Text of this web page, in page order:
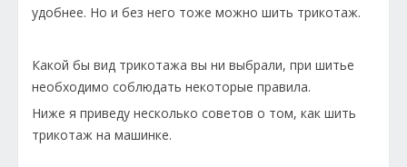
удобнее. Но и без него тоже можно шить трикотаж.
Какой бы вид трикотажа вы ни выбрали, при шитье
необходимо соблюдать некоторые правила.
Ниже я приведу несколько советов о том, как шить
трикотаж на машинке.